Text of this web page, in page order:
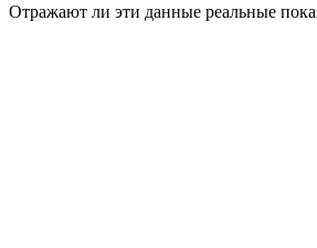
Отражают ли эти данные реальные